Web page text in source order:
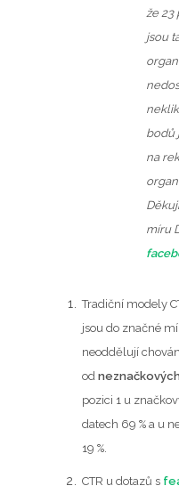
že 23
jsou
bodů
na
míru
Tradiční modely
jsou do značné
neoddělují
od
pozici 1 u
datech 69 % a u
19 %.
CTR u dotazů s